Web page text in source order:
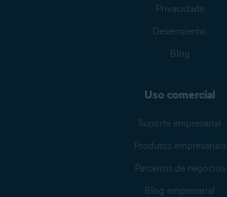
Privacidade
Desempenho
Blog
Uso comercial
Suporte empresarial
Produtos empresariais
Parceiros de negócios
Blog empresarial